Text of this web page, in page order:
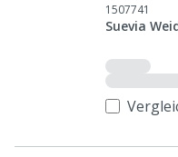
1507741
Suevia